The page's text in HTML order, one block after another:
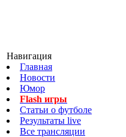
Навигация
Главная
Новости
Юмор
Flash игры
Статьи о футболе
Результаты live
Все трансляции